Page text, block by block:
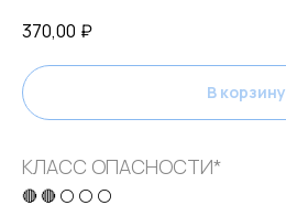
370,00 ₽
В корзину
КЛАСС ОПАСНОСТИ*
🔴 🔴 ⚪ ⚪ ⚪